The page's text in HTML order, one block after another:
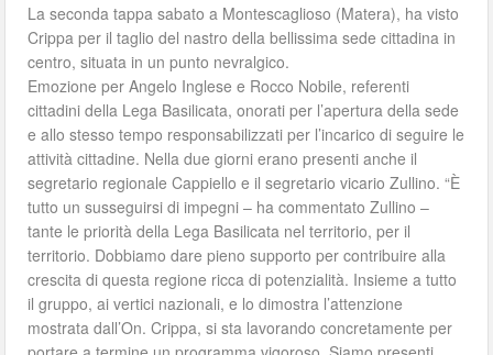
La seconda tappa sabato a Montescaglioso (Matera), ha visto
Crippa per il taglio del nastro della bellissima sede cittadina in
centro, situata in un punto nevralgico.
Emozione per Angelo Inglese e Rocco Nobile, referenti
cittadini della Lega Basilicata, onorati per l’apertura della sede
e allo stesso tempo responsabilizzati per l’incarico di seguire le
attività cittadine. Nella due giorni erano presenti anche il
segretario regionale Cappiello e il segretario vicario Zullino. “È
tutto un susseguirsi di impegni – ha commentato Zullino –
tante le priorità della Lega Basilicata nel territorio, per il
territorio. Dobbiamo dare pieno supporto per contribuire alla
crescita di questa regione ricca di potenzialità. Insieme a tutto
il gruppo, ai vertici nazionali, e lo dimostra l’attenzione
mostrata dall’On. Crippa, si sta lavorando concretamente per